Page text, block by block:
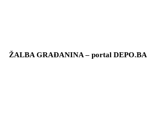
ŽALBA GRAĐANINA – portal DEPO.BA